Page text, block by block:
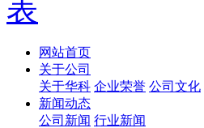
网站首页
关于公司
关于华科 企业荣誉 公司文化
新闻动态
公司新闻 行业新闻